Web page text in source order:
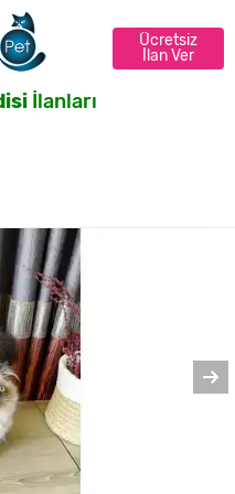
Ücretsiz
İlan Ver
İlanları